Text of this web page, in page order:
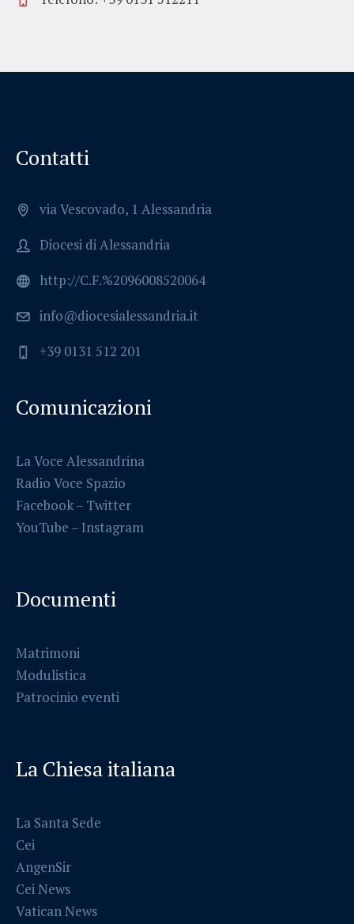
Contatti
via Vescovado, 1 Alessandria
Diocesi di Alessandria
http://C.F.%2096008520064
info@diocesialessandria.it
+39 0131 512 201
Comunicazioni
La Voce Alessandrina
Radio Voce Spazio
Facebook– Twitter
YouTube – Instagram
Documenti
Matrimoni
Modulistica
Patrocinio eventi
La Chiesa italiana
La Santa Sede
Cei
AngenSir
Cei News
Vatican News